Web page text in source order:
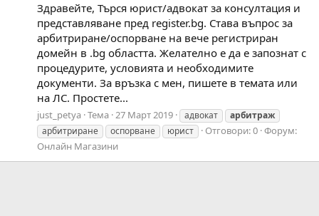
Здравейте, Търся юрист/адвокат за консултация и
представляване пред register.bg. Става въпрос за
арбитриране/оспорване на вече регистриран
домейн в .bg областта. Желателно е да е запознат с
процедурите, условията и необходимите
документи. За връзка с мен, пишете в темата или
на ЛС. Простете...
just_petya Тема 27 Март 2019 адвокат
арбитраж
арбитриране
оспорване юрист Отговори: 0 Форум:
Онлайн Магазини